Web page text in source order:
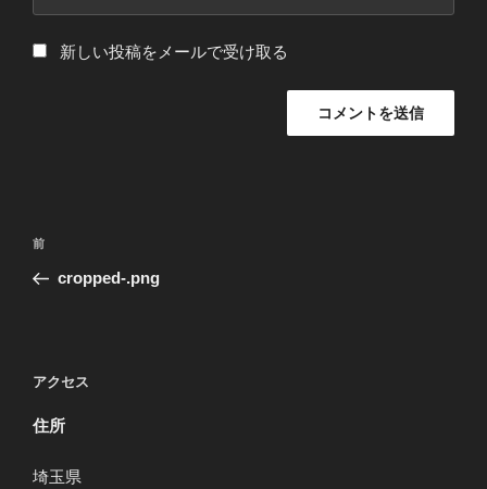
新しい投稿をメールで受け取る
投
ナ
ー
シ
ン
過
去
前
cropped-.png
アクセス
住所
埼玉県